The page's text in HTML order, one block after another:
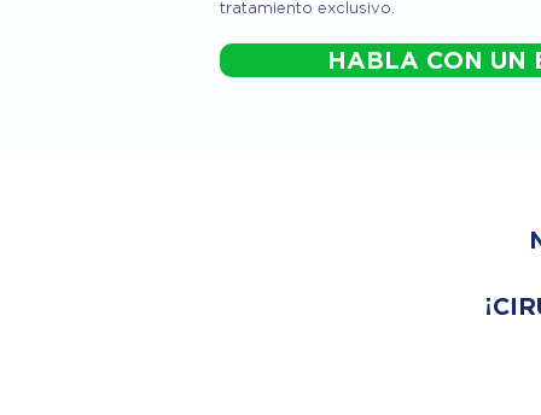
tratamiento exclusivo.
HABLA CON UN